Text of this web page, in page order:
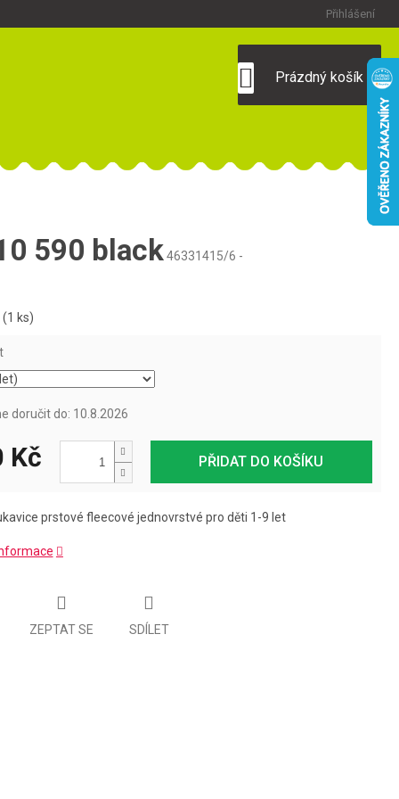
Přihlášení
KOŠÍK
Prázdný košík
590 black46331415/6 -
(1 ks)
doručit do: 10.8.2026
PŘIDAT DO KOŠÍKU
Kč
prstové fleecové jednovrstvé pro děti 1-9 let
ZEPTAT SE SDÍLET